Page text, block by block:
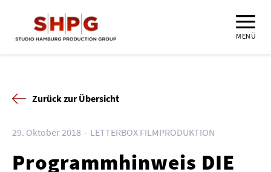
MENÜ
Zurück zur Übersicht
29. Oktober 2018 LETTERBOX FILMPRODUKTION
Programmhinweis DIE